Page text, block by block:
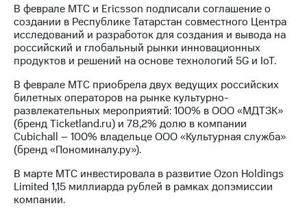
МТС
о технологиях
Достижения
Интервью
Финансовая
отчетность
Контакты
Новости
в
регионе
В феврале МТС и Ericsson подписали соглашение о
создании в Республике Татарстан совместного Центра
исследований и разработок для создания и вывода на
российский и глобальный рынки инновационных
продуктов и решений на основе технологий 5G и IoT.
В феврале МТС приобрела двух ведущих российских
билетных операторов на рынке культурно-
развлекательных мероприятий: 100% в ООО «МДТЗК»
(бренд Ticketland.ru) и 78,2% долю в компании
Cubichall – 100% владельце ООО «Культурная служба»
(бренд «Пономиналу.ру»).
В марте МТС инвестировала в развитие Ozon Holdings
Limited 1,15 миллиарда рублей в рамках допэмиссии
компании.